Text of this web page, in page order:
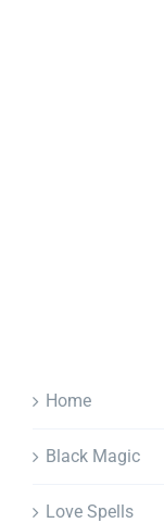
Home
Black Magic
Love Spells